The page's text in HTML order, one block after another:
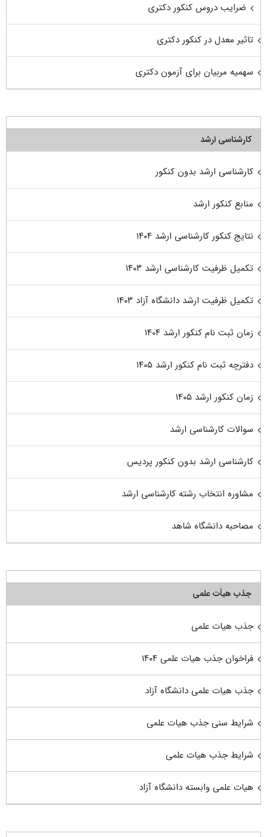
ضرایب دروس کنکور دکتری
تاثیر معدل در کنکور دکتری
سهمیه مربیان برای آزمون دکتری
کارشناسی ارشد
کارشناسی ارشد بدون کنکور
منابع کنکور ارشد
نتایج کنکور کارشناسی ارشد ۱۴۰۴
تکمیل ظرفیت کارشناسی ارشد ۱۴۰۳
تکمیل ظرفیت ارشد دانشگاه آزاد ۱۴۰۳
زمان ثبت نام کنکور ارشد ۱۴۰۴
دفترچه ثبت نام کنکور ارشد ۱۴۰۵
زمان کنکور ارشد ۱۴۰۵
سوالات کارشناسی ارشد
کارشناسی ارشد بدون کنکور پردیس
مشاوره انتخاب رشته کارشناسی ارشد
مصاحبه دانشگاه شاهد
جذب هیأت علمی
جذب هیات علمی
فراخوان جذب هیات علمی ۱۴۰۴
جذب هیات علمی دانشگاه آزاد
شرایط سنی جذب هیات علمی
شرایط جذب هیات علمی
هیات علمی وابسته دانشگاه آزاد